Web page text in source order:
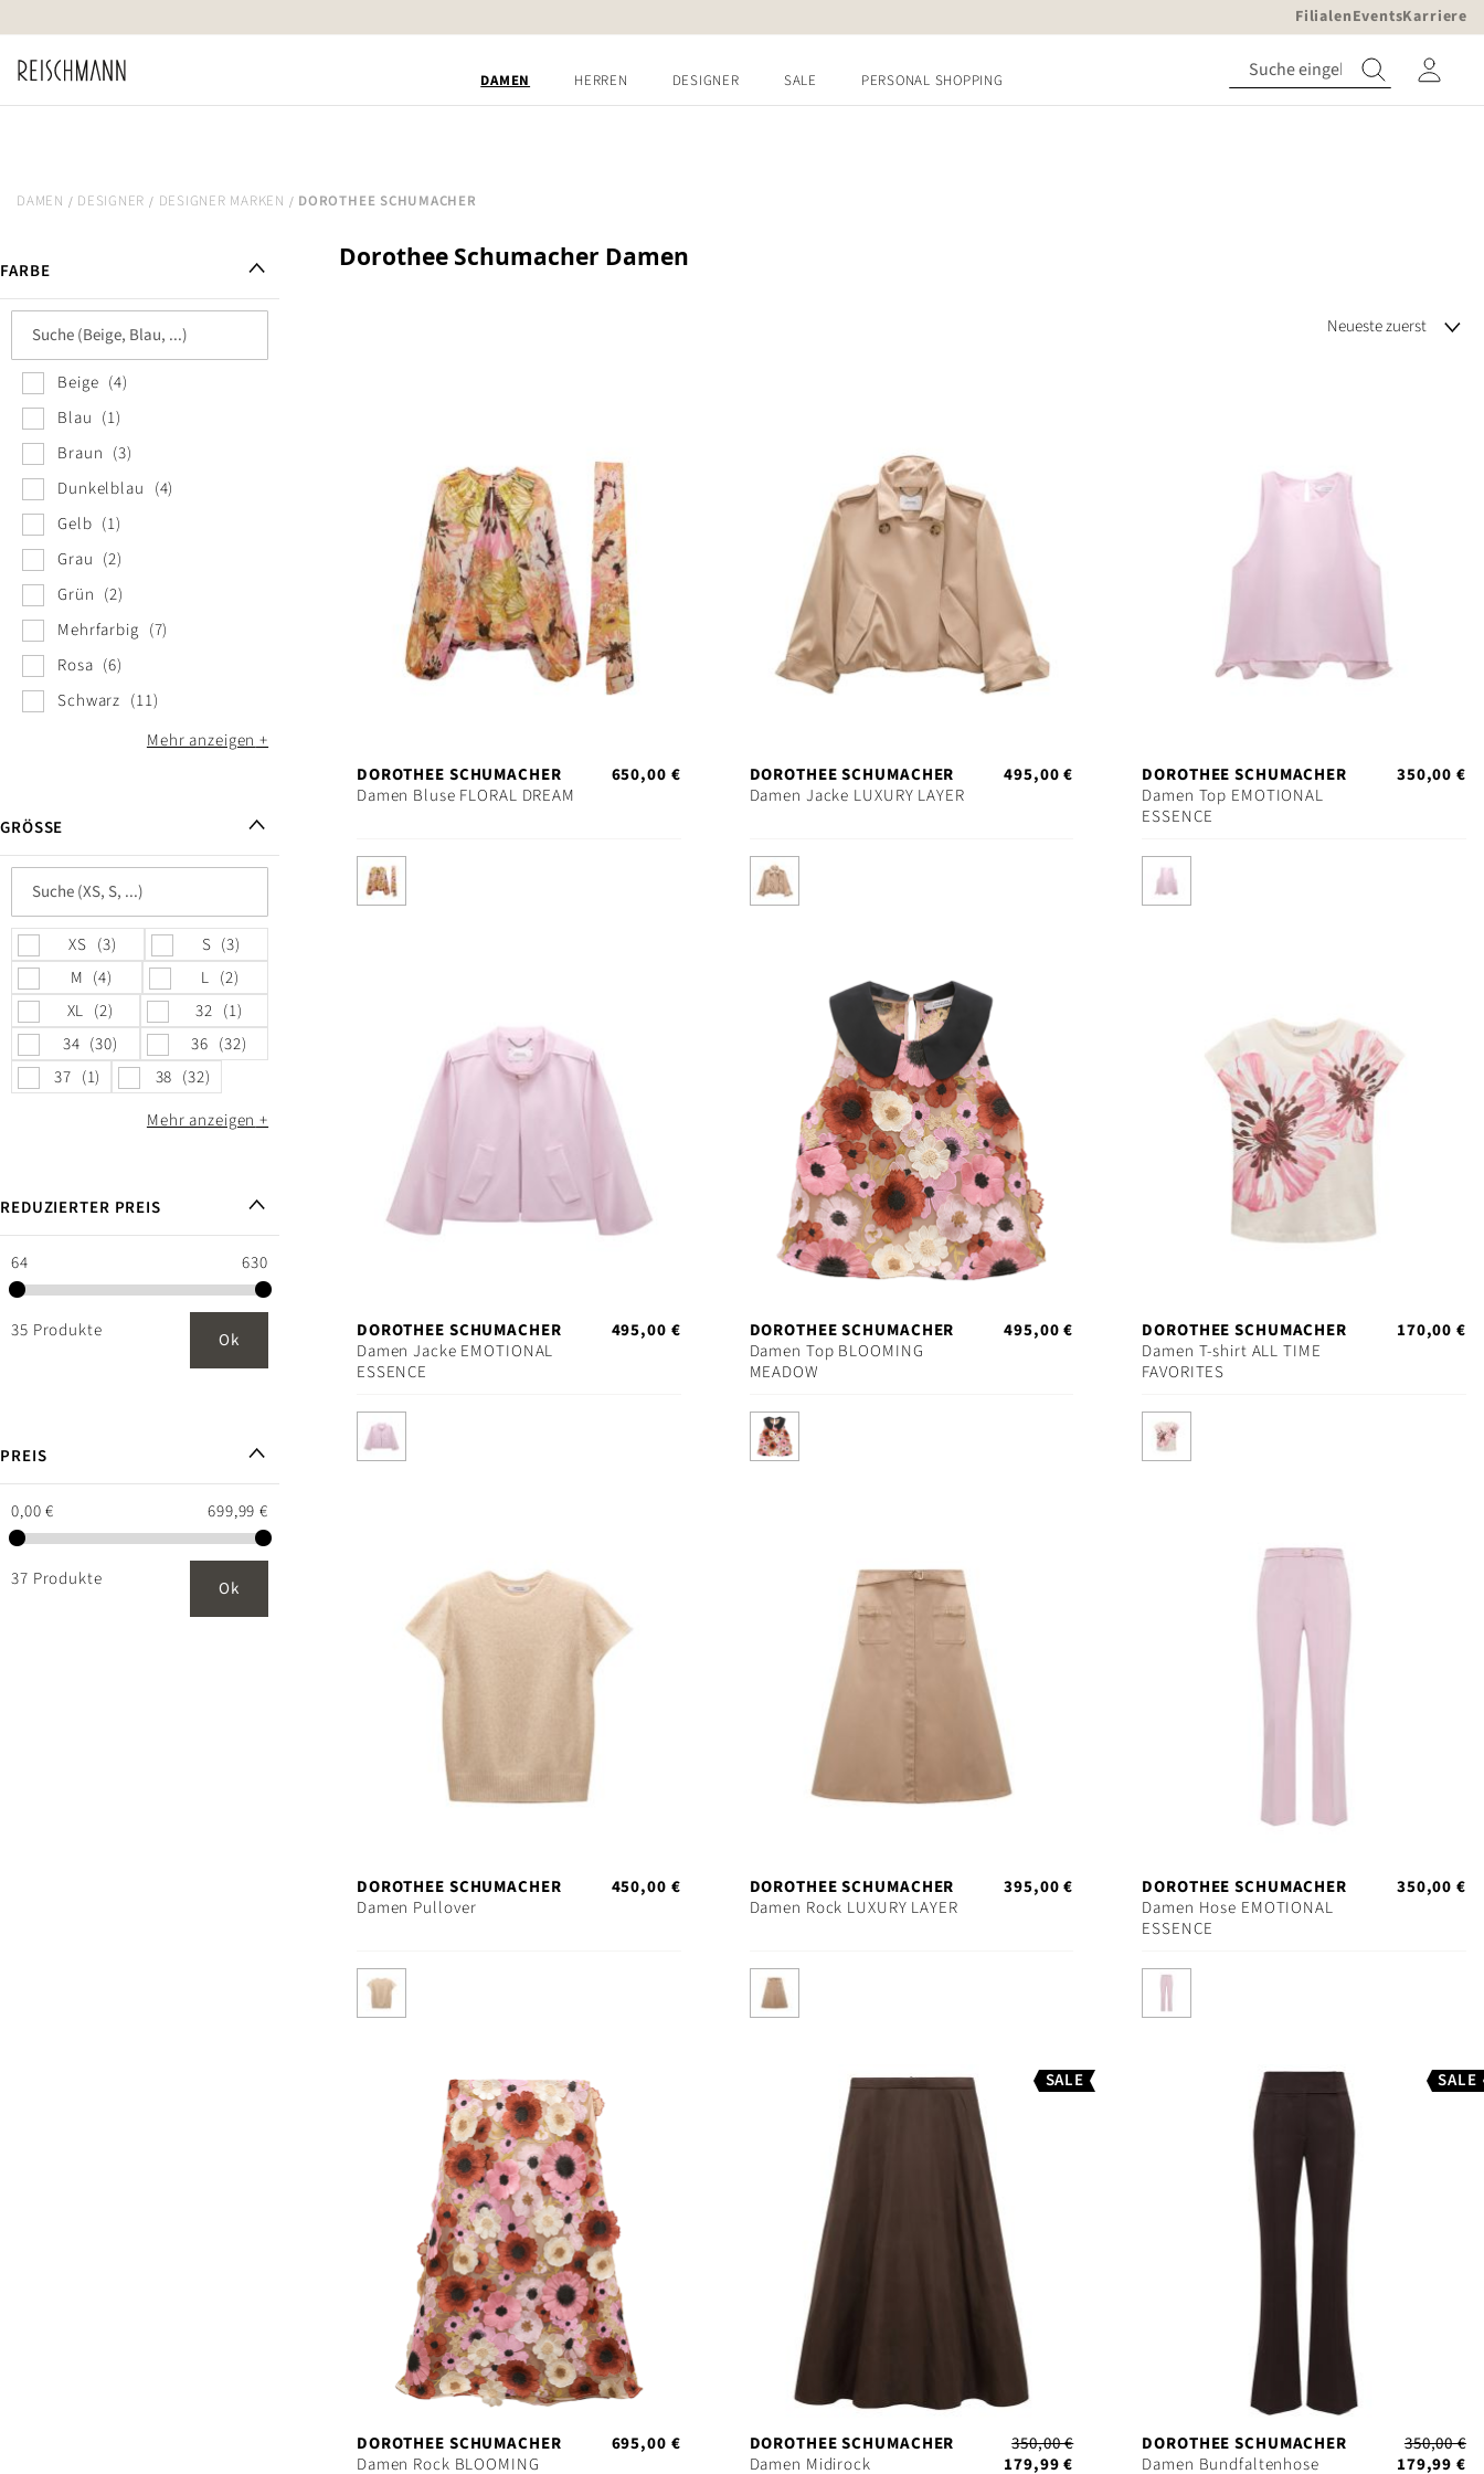
Inhalt
springen
FilialenEventsKarriere
DAMEN HERREN DESIGNER SALE PERSONAL SHOPPING
DAMEN DESIGNER DESIGNER MARKEN DOROTHEE SCHUMACHER
Dorothee Schumacher Damen
DOROTHEE SCHUMACHER
Damen Bluse FLORAL DREAM
650,00 €
DOROTHEE SCHUMACHER
Damen Jacke LUXURY LAYER
495,00 €
DOROTHEE SCHUMACHER
Damen Top EMOTIONAL
ESSENCE
350,00 €
DOROTHEE SCHUMACHER
Damen Jacke EMOTIONAL
ESSENCE
495,00 €
DOROTHEE SCHUMACHER
Damen Top BLOOMING
MEADOW
495,00 €
DOROTHEE SCHUMACHER
Damen T-shirt ALL TIME
FAVORITES
170,00 €
DOROTHEE SCHUMACHER
Damen Pullover
450,00 €
DOROTHEE SCHUMACHER
Damen Rock LUXURY LAYER
395,00 €
DOROTHEE SCHUMACHER
Damen Hose EMOTIONAL
ESSENCE
350,00 €
DOROTHEE SCHUMACHER
Damen Rock BLOOMING
695,00 €
SALE
DOROTHEE SCHUMACHER
Damen Midirock
350,00 €
179,99 €
SALE
DOROTHEE SCHUMACHER
Damen Bundfaltenhose
350,00 €
179,99 €
FARBE
Beige
4
Blau
1
Braun
3
Dunkelblau
4
Gelb
1
Grau
2
Grün
2
Mehrfarbig
7
Rosa
6
Schwarz
11
Mehr anzeigen
GRÖSSE
XS 3 S
3
M
4 L
2
XL
2 32
1
34
30 36
32
37
1 38
32
Mehr anzeigen
REDUZIERTER PREIS
64 630
35 Produkte Ok
PREIS
0,00 € 699,99 €
37 Produkte Ok